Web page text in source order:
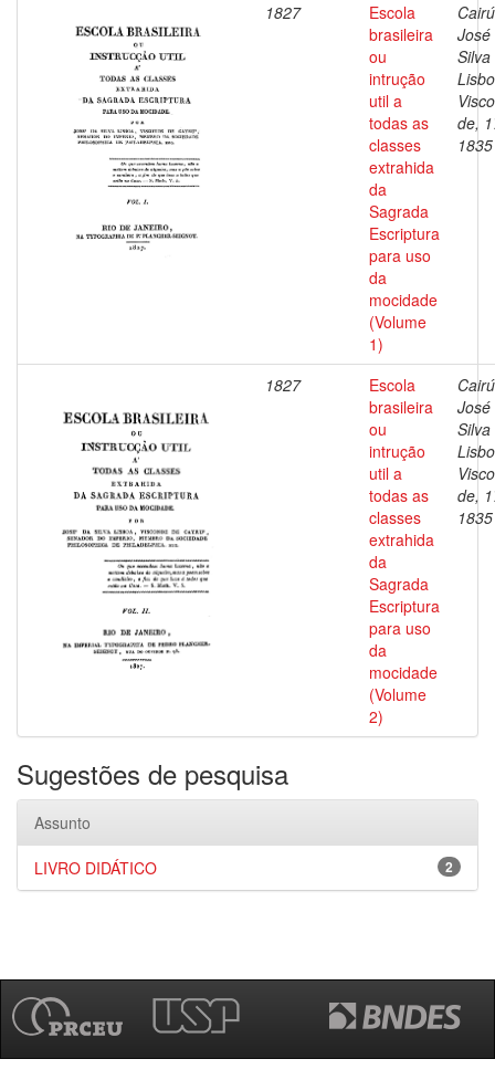
1827
Escola
brasileira
ou
intrução
util a
todas as
classes
extrahida
da
Sagrada
Escriptura
para uso
da
mocidade
(Volume
1)
José
Silva
de,
1835
1827
Escola
brasileira
ou
intrução
util a
todas as
classes
extrahida
da
Sagrada
Escriptura
para uso
da
mocidade
(Volume
2)
José
Silva
de,
1835
Sugestões de pesquisa
Assunto
2
LIVRO DIDÁTICO